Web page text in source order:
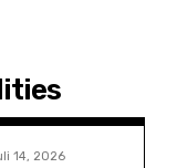
14, 2026